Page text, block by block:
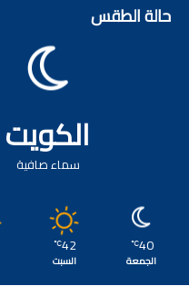
حالة الطقس
الكويت
سماء صافية
40
℃
الجمعة
42
℃
السبت